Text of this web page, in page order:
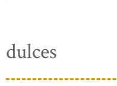
dulces